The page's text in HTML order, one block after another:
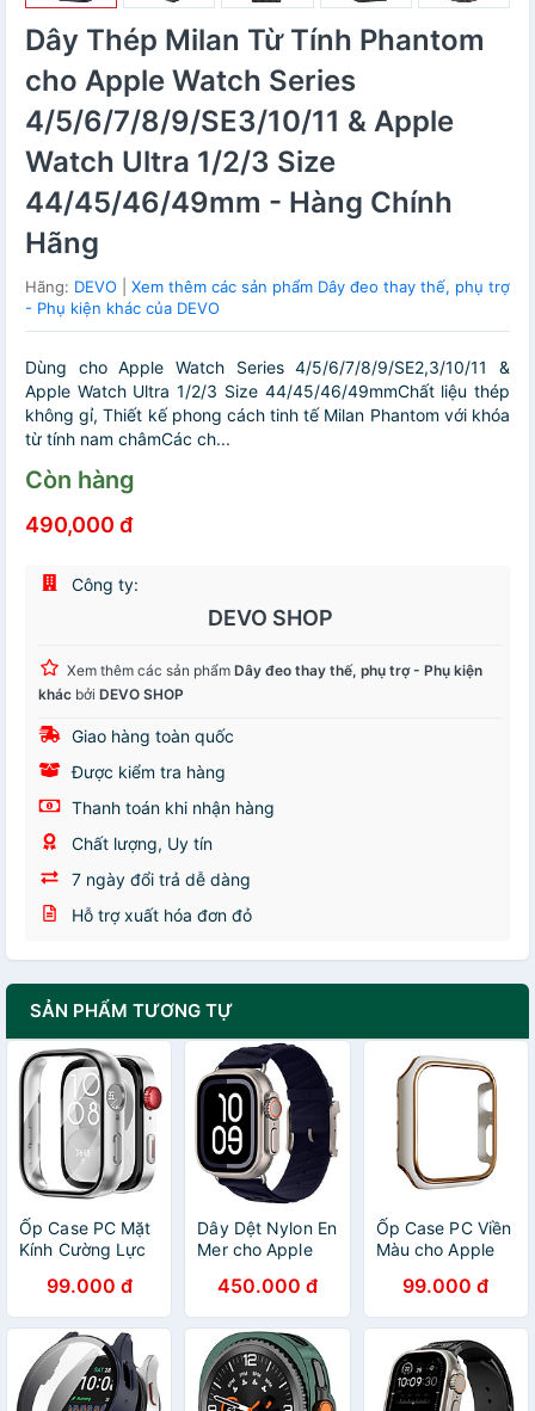
Dây Thép Milan Từ Tính Phantom
cho Apple Watch Series
4/5/6/7/8/9/SE3/10/11 & Apple
Watch Ultra 1/2/3 Size
44/45/46/49mm - Hàng Chính
Hãng
Hãng: DEVO
Xem thêm các sản phẩm Dây đeo thay thế, phụ trợ
- Phụ kiện khác của DEVO
Dùng cho Apple Watch Series 4/5/6/7/8/9/SE2,3/10/11 &
Apple Watch Ultra 1/2/3 Size 44/45/46/49mmChất liệu thép
không gỉ, Thiết kế phong cách tinh tế Milan Phantom với khóa
từ tính nam châmCác ch...
Còn hàng
490,000 đ
Công ty:
DEVO SHOP
Xem thêm các sản phẩm Dây đeo thay thế, phụ trợ - Phụ kiện
khác bởi DEVO SHOP
Giao hàng toàn quốc
Được kiểm tra hàng
Thanh toán khi nhận hàng
Chất lượng, Uy tín
7 ngày đổi trả dễ dàng
Hỗ trợ xuất hóa đơn đỏ
SẢN PHẨM TƯƠNG TỰ
Ốp Case PC Mặt
Kính Cường Lực
cho Huawei
Watch Fit 3 -
Hàng Chính Hãng
99.000 đ
Dây Dệt Nylon En
Mer cho Apple
Apple Watch
Ultra Size
40/41/42mm &
44/45/46/49mm
- Hàng Chính
Hãng
450.000 đ
Ốp Case PC Viền
Màu cho Apple
4/5/6/SE/7/8/9/
Size
40mm/41mm/
- Hàng Chính
Hãng
99.000 đ